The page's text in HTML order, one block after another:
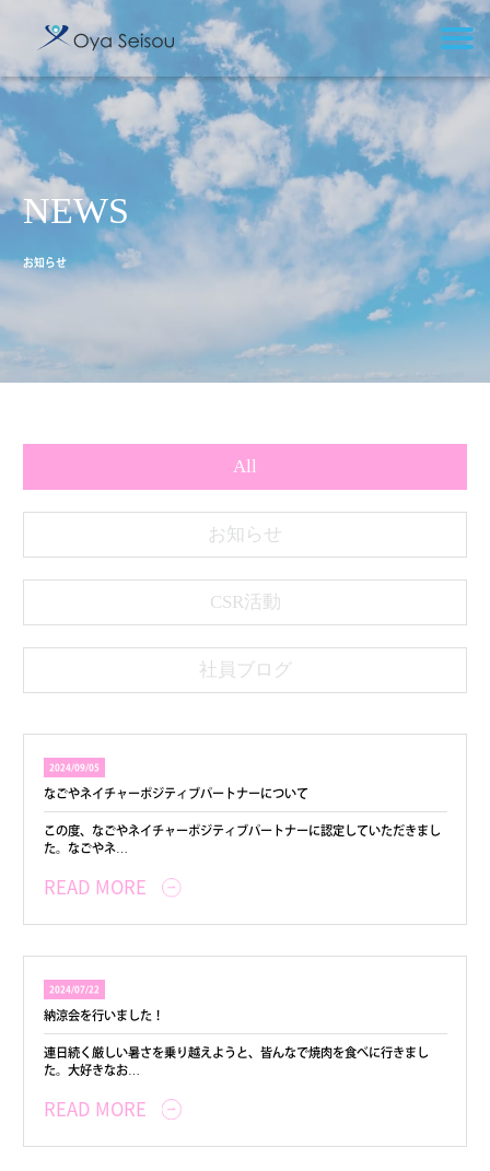
NEWS
お知らせ
All
お知らせ
CSR活動
社員ブログ
2024/09/05
なごやネイチャーポジティブパートナーについて
この度、なごやネイチャーポジティブパートナーに認定していただきまし
た。なごやネ…
READ MORE
2024/07/22
納涼会を行いました！
連日続く厳しい暑さを乗り越えようと、皆んなで焼肉を食べに行きまし
た。大好きなお…
READ MORE